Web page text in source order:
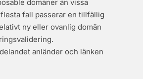
domäner än vissa
fall passerar en tillfällig
ny eller ovanlig domän
anländer och länken